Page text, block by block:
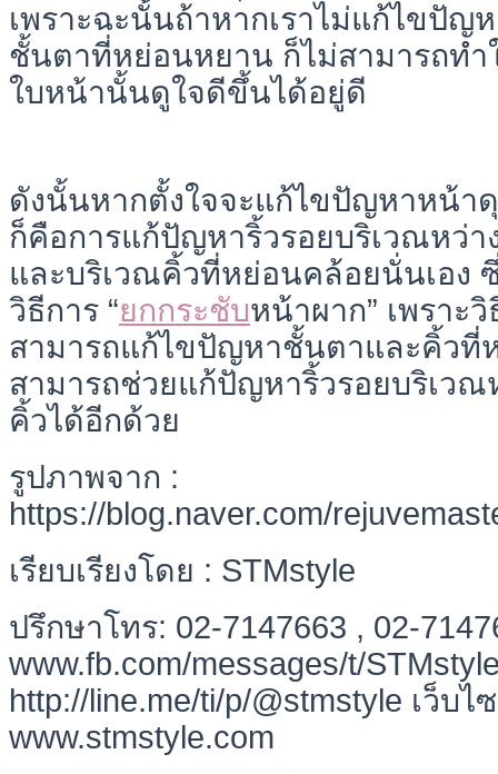
เพราะฉะนั้นถ้าหากเราไม่แก้ไขปัญ
ชั้นตาที่หย่อนหยาน ก็ไม่สามารถท
ใบหน้านั้นดูใจดีขึ้นได้อยู่ดี
ดังนั้นหากตั้งใจจะแก้ไขปัญหาหน้า
ก็คือการแก้ปัญหาริ้วรอยบริเวณหว่า
และบริเวณคิ้วที่หย่อนคล้อยนั่นเอง
วิธีการ “ยกกระชับหน้าผาก” เพราะ
สามารถแก้ไขปัญหาชั้นตาและคิ้วที่
สามารถช่วยแก้ปัญหาริ้วรอยบริเวณ
คิ้วได้อีกด้วย
รูปภาพจาก :
https://blog.naver.com/
เรียบเรียงโดย : STMstyle
ปรึกษาโทร: 02-7147663 , 02-
www.fb.com/messages/t/
http://line.me/ti/p/@stmstyle เว็บไ
www.stmstyle.com